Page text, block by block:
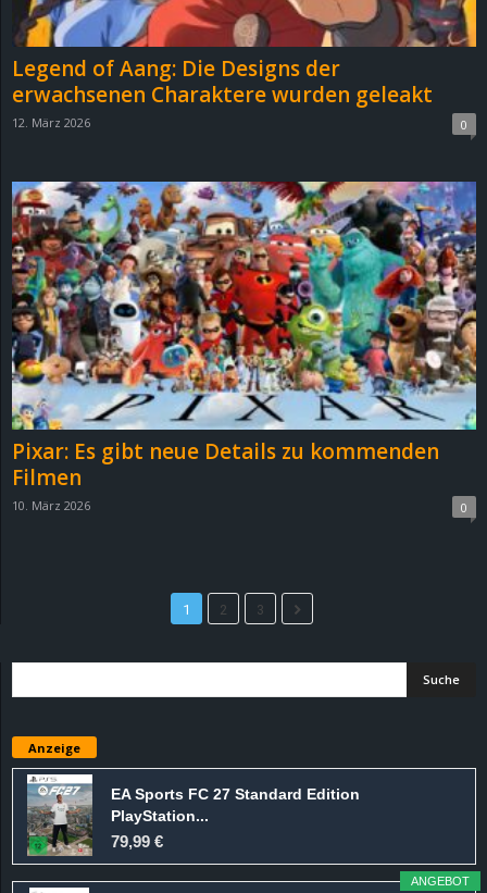
Legend of Aang: Die Designs der
erwachsenen Charaktere wurden geleakt
12. März 2026 0
Pixar: Es gibt neue Details zu kommenden
Filmen
10. März 2026 0
1 2 3
Anzeige
EA Sports FC 27 Standard Edition
PlayStation...
79,99 €
ANGEBOT